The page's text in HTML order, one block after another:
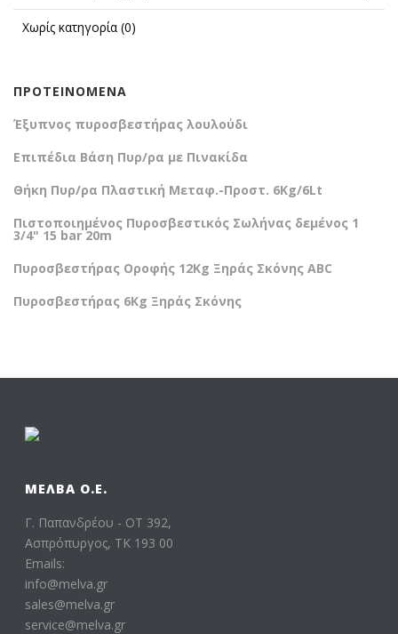
Χωρίς κατηγορία (0)
ΠΡΟΤΕΙΝΌΜΕΝΑ
Έξυπνος πυροσβεστήρας λουλούδι
Επιπέδια Βάση Πυρ/ρα με Πινακίδα
Θήκη Πυρ/ρα Πλαστική Μεταφ.-Προστ. 6Kg/6Lt
Πιστοποιημένος Πυροσβεστικός Σωλήνας δεμένος 1
3/4" 15 bar 20m
Πυροσβεστήρας Οροφής 12Kg Ξηράς Σκόνης ABC
Πυροσβεστήρας 6Kg Ξηράς Σκόνης
ΜΕΛΒΑ Ο.Ε.
Γ. Παπανδρέου - ΟΤ 392,
Ασπρόπυργος, ΤΚ 193 00
Emails:
info@melva.gr
sales@melva.gr
service@melva.gr